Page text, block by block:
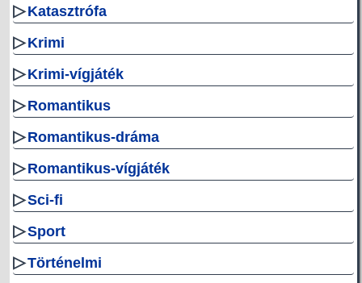
▷Katasztrófa
▷Krimi
▷Krimi-vígjáték
▷Romantikus
▷Romantikus-dráma
▷Romantikus-vígjáték
▷Sci-fi
▷Sport
▷Történelmi